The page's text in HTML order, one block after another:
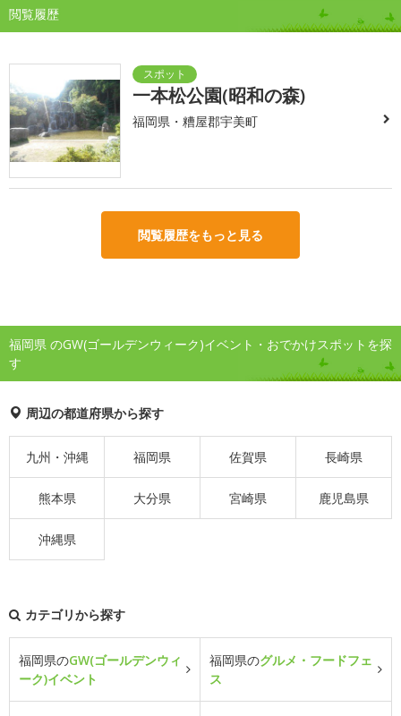
閲覧履歴
一本松公園(昭和の森)
福岡県・糟屋郡宇美町
閲覧履歴をもっと見る
福岡県 のGW(ゴールデンウィーク)イベント・おでかけスポットを探
す
周辺の都道府県から探す
九州・沖縄 福岡県 佐賀県 長崎県
熊本県 大分県 宮崎県 鹿児島県
沖縄県
カテゴリから探す
福岡県のGW(ゴールデンウィ
ーク)イベント
福岡県のグルメ・フードフェ
ス